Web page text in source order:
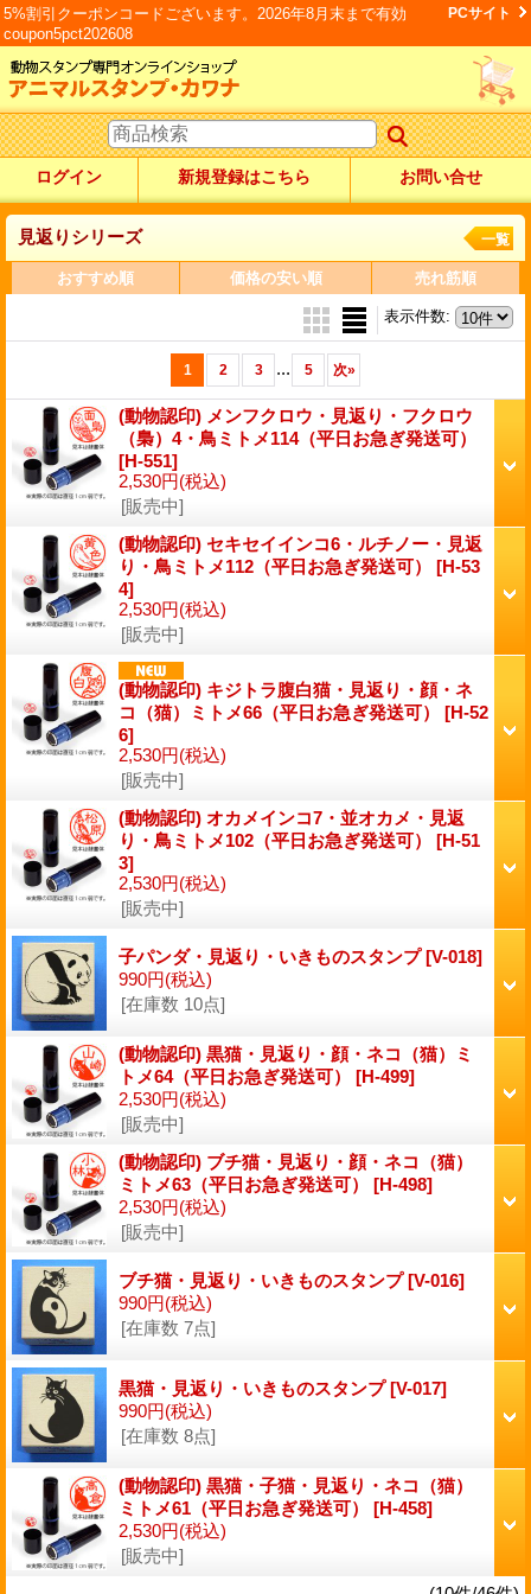
5%割引クーポンコードございます。2026年8月末まで有効
coupon5pct202608
PCサイト
ログイン 新規登録はこちら お問い合せ
見返りシリーズ 一覧
おすすめ順 価格の安い順 売れ筋順
表示件数:
1 2 3 ... 5 次»
(動物認印) メンフクロウ・見返り・フクロウ
（梟）4・鳥ミトメ114（平日お急ぎ発送可）
[H-551]
2,530円(税込)
[販売中]
(動物認印) セキセイインコ6・ルチノー・見返
り・鳥ミトメ112（平日お急ぎ発送可） [H-53
4]
2,530円(税込)
[販売中]
(動物認印) キジトラ腹白猫・見返り・顔・ネ
コ（猫）ミトメ66（平日お急ぎ発送可） [H-52
6]
2,530円(税込)
[販売中]
(動物認印) オカメインコ7・並オカメ・見返
り・鳥ミトメ102（平日お急ぎ発送可） [H-51
3]
2,530円(税込)
[販売中]
子パンダ・見返り・いきものスタンプ[V-018]
990円(税込)
[在庫数 10点]
(動物認印) 黒猫・見返り・顔・ネコ（猫）ミ
トメ64（平日お急ぎ発送可） [H-499]
2,530円(税込)
[販売中]
(動物認印) ブチ猫・見返り・顔・ネコ（猫）
ミトメ63（平日お急ぎ発送可） [H-498]
2,530円(税込)
[販売中]
ブチ猫・見返り・いきものスタンプ[V-016]
990円(税込)
[在庫数 7点]
黒猫・見返り・いきものスタンプ[V-017]
990円(税込)
[在庫数 8点]
(動物認印) 黒猫・子猫・見返り・ネコ（猫）
ミトメ61（平日お急ぎ発送可） [H-458]
2,530円(税込)
[販売中]